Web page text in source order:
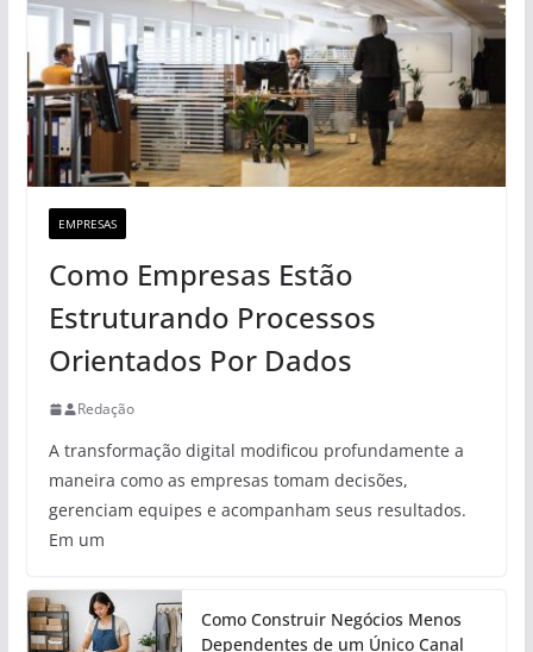
EMPRESAS
Como Empresas Estão
Estruturando Processos
Orientados Por Dados
Redação
A transformação digital modificou profundamente a
maneira como as empresas tomam decisões,
gerenciam equipes e acompanham seus resultados.
Em um
Como Construir Negócios Menos
Dependentes de um Único Canal